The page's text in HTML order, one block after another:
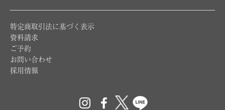
特定商取引法に基づく表示
資料請求
ご予約
お問い合わせ
採用情報